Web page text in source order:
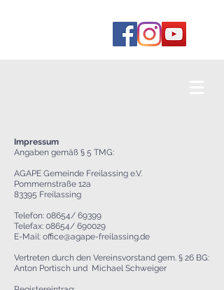
Impressum
Angaben gemäß § 5 TMG:
AGAPE Gemeinde Freilassing e.V.
Pommernstraße 12a
83395 Freilassing
Telefon: 08654/ 69399
Telefax: 08654/ 690029
E-Mail: office@agape-freilassing.de
Vertreten durch den Vereinsvorstand gem. § 26 BG:
Anton Portisch und Michael Schweiger